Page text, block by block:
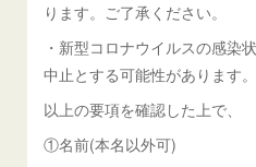
ります。ご了承ください。
・新型コロナウイルスの感染
中止とする可能性があります
以上の要項を確認した上で、
①名前(本名以外可)